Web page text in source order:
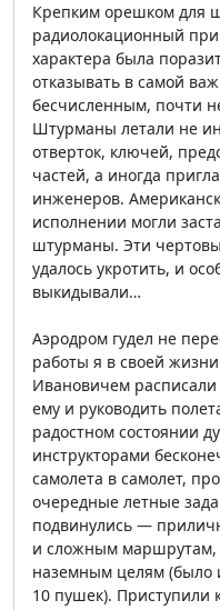
Крепким орешком для
радиолокационный
характера была
отказывать в самой
бесчисленным, почти
Штурманы летали не
отверток, ключей,
частей, а иногда
инженеров.
исполнении могли
штурманы. Эти
удалось укротить, и
выкидывали…
Аэродром гудел не
работы я в своей
Ивановичем
ему и руководить
радостном состоянии
инструкторами
самолета в самолет,
очередные летные
подвинулись —
и сложным маршрутам,
наземным целям (было
10 пушек). Приступили